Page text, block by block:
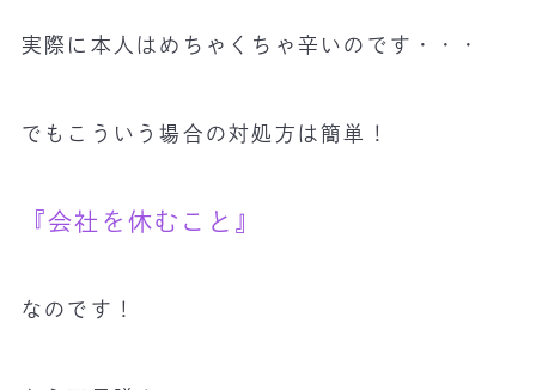
実際に本人はめちゃくちゃ辛いのです・・・
でもこういう場合の対処方は簡単！
『会社を休むこと』
なのです！